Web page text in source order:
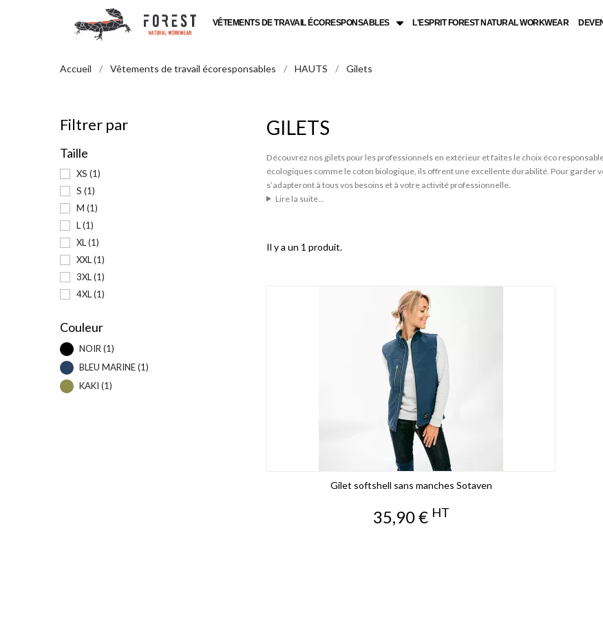
VÊTEMENTS DE TRAVAIL ÉCORESPONSABLES L'ESPRIT FOREST NATURAL WORKWEAR
Accueil Vêtements de travail écoresponsables HAUTS Gilets
Filtrer par
Taille
XS (1)
S (1)
M (1)
L(1)
XL(1)
XXL(1)
3XL(1)
4XL(1)
Couleur
NOIR (1)
BLEU MARINE(1)
KAKI (1)
GILETS
Découvrez nos gilets pour les professionnels en extérieur et faites le choix éco
écologiques comme le coton biologique, ils offrent une excellente durabilité. Pour garder
s’adapteront à tous vos besoins et à votre activité professionnelle.
Lire la suite...
Il y a un 1 produit.
Gilet softshell sans manches Sotaven
Prix
35,90 € HT